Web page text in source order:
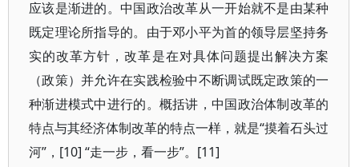
应该是渐进的。中国政治改革从一开始就不是由某种
既定理论所指导的。由于邓小平为首的领导层坚持务
实的改革方针，改革是在对具体问题提出解决方案
（政策）并允许在实践检验中不断调试既定政策的一
种渐进模式中进行的。概括讲，中国政治体制改革的
特点与其经济体制改革的特点一样，就是“摸着石头过
河”，[10] “走一步，看一步”。[11]